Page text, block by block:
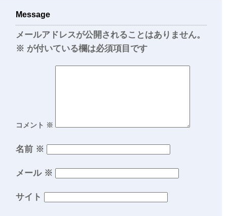
Message
メールアドレスが公開されることはありません。
※ が付いている欄は必須項目です
コメント ※
名前 ※
メール ※
サイト